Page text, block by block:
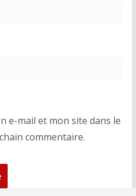
e-mail et mon site dans le
commentaire.